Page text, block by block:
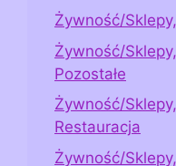
Żywność/
Żywność/
Pozostałe
Żywność/
Restauracja
Żywność/